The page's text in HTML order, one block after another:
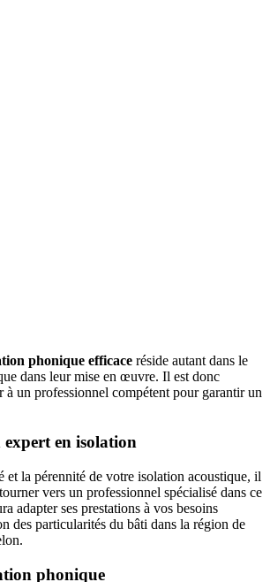
phonique efficace réside autant dans le
dans leur mise en œuvre. Il est donc
à un professionnel compétent pour garantir un
en isolation
et la pérennité de votre isolation acoustique, il
vers un professionnel spécialisé dans ce
adapter ses prestations à vos besoins
des particularités du bâti dans la région de
phonique